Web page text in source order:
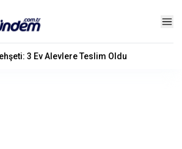
3 Ev Alevlere Teslim Oldu